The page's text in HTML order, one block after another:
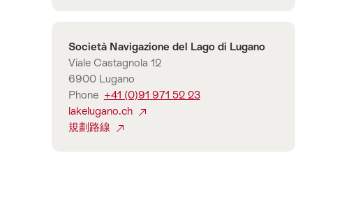
聯
絡
方
式
Società Navigazione del Lago di Lugano
Viale Castagnola 12
6900 Lugano
Phone +41 (0)91 971 52 23
lakelugano.ch
規劃路線